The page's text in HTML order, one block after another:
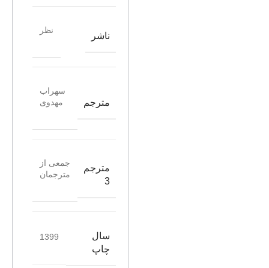
ناشر
نظر
مترجم
سهراب
مهدوی
مترجم
3
جمعی از
مترجمان
سال
چاپ
1399